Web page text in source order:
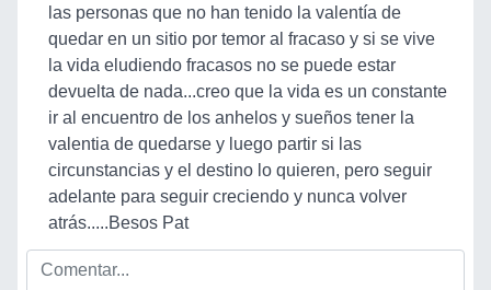
las personas que no han tenido la valentía de
quedar en un sitio por temor al fracaso y si se vive
la vida eludiendo fracasos no se puede estar
devuelta de nada...creo que la vida es un constante
ir al encuentro de los anhelos y sueños tener la
valentia de quedarse y luego partir si las
circunstancias y el destino lo quieren, pero seguir
adelante para seguir creciendo y nunca volver
atrás.....Besos Pat